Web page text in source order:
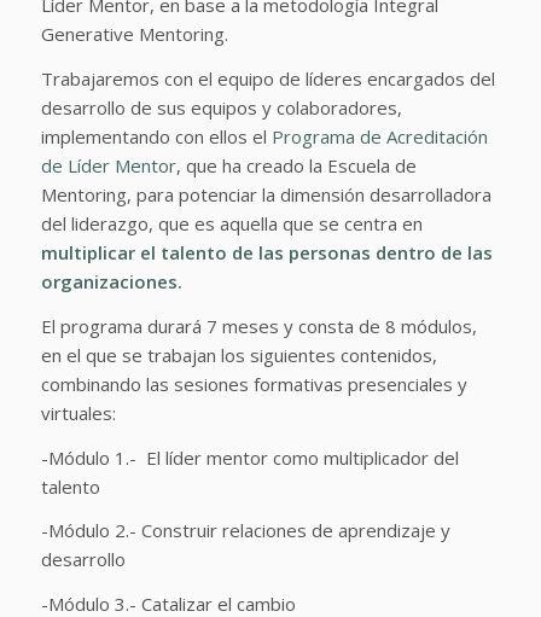
Líder Mentor, en base a la metodología Integral
Generative Mentoring.
Trabajaremos con el equipo de líderes encargados del
desarrollo de sus equipos y colaboradores,
implementando con ellos el Programa de Acreditación
de Líder Mentor, que ha creado la Escuela de
Mentoring, para potenciar la dimensión desarrolladora
del liderazgo, que es aquella que se centra en
multiplicar el talento de las personas dentro de las
organizaciones.
El programa durará 7 meses y consta de 8 módulos,
en el que se trabajan los siguientes contenidos,
combinando las sesiones formativas presenciales y
virtuales:
-Módulo 1.- El líder mentor como multiplicador del
talento
-Módulo 2.- Construir relaciones de aprendizaje y
desarrollo
-Módulo 3.- Catalizar el cambio